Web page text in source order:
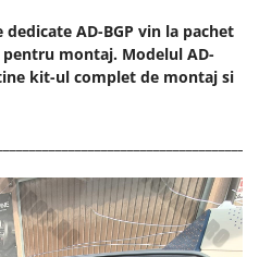
dedicate AD-BGP vin la pachet
montaj. Modelul AD-
kit-ul complet de montaj si